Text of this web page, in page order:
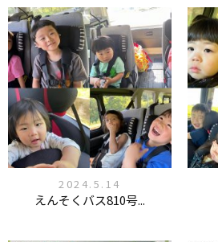
2024.5.14
えんそくバス810号...